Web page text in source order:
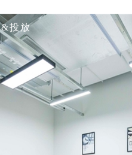
投放